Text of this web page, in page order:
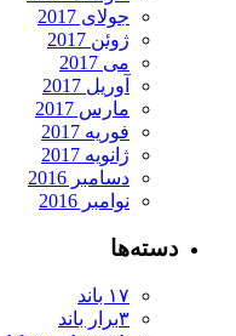
جولای 2017
مارس 2017
دسامبر 2016